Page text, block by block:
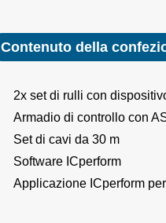
Contenuto della
2x set di rulli con
Armadio di controllo con
Set di cavi da 30 m
Software ICperform
Applicazione ICperform